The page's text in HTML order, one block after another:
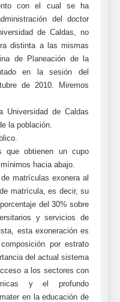
con el cual se ha
del doctor
de Caldas, no
distinta a las mismas
de Planeación de la
en la sesión del
de 2010. Miremos
Universidad de Caldas
la población.
que obtienen un cupo
hacia abajo.
matrículas exonera al
matrícula, es decir, su
del 30% sobre
y servicios de
esta exoneración es
por estrato
del actual sistema
a los sectores con
y el profundo
en la educación de